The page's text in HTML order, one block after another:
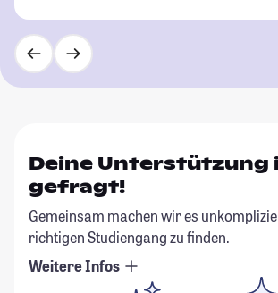
Deine Unterstützung
gefragt!
Gemeinsam machen wir es
richtigen Studiengang zu finden.
Weitere Infos